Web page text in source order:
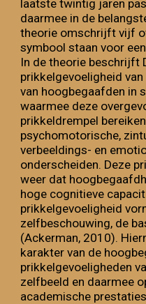
laatste twintig jaren
daarmee in de
theorie omschrijft vijf
symbool staan voor
In de theorie beschrijft
prikkelgevoeligheid
van hoogbegaafden in
waarmee deze
prikkeldrempel
psychomotorische,
verbeeldings- en
onderscheiden. Deze
weer dat
hoge cognitieve
prikkelgevoeligheid
zelfbeschouwing, de
(Ackerman, 2010).
karakter van de
prikkelgevoeligheden
zelfbeeld en daarmee
academische